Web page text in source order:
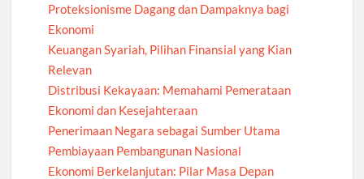
Proteksionisme Dagang dan Dampaknya bagi
Ekonomi
Keuangan Syariah, Pilihan Finansial yang Kian
Relevan
Distribusi Kekayaan: Memahami Pemerataan
Ekonomi dan Kesejahteraan
Penerimaan Negara sebagai Sumber Utama
Pembiayaan Pembangunan Nasional
Ekonomi Berkelanjutan: Pilar Masa Depan